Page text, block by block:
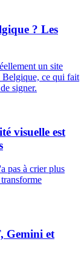
? Les
un site
Belgique, ce qui fait
signer.
visuelle est
pas à crier plus
Gemini et